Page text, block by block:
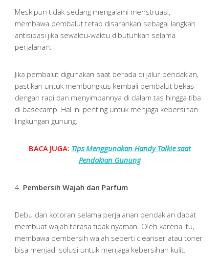
Meskipun tidak sedang mengalami menstruasi,
membawa pembalut tetap disarankan sebagai langkah
antisipasi jika sewaktu-waktu dibutuhkan selama
perjalanan.
Jika pembalut digunakan saat berada di jalur pendakian,
pastikan untuk membungkus kembali pembalut bekas
dengan rapi dan menyimpannya di dalam tas hingga tiba
di basecamp. Hal ini penting untuk menjaga kebersihan
lingkungan gunung.
BACA JUGA: Tips Menggunakan Handy Talkie saat
Pendakian Gunung
4. Pembersih Wajah dan Parfum
Debu dan kotoran selama perjalanan pendakian dapat
membuat wajah terasa tidak nyaman. Oleh karena itu,
membawa pembersih wajah seperti cleanser atau toner
bisa menjadi solusi untuk menjaga kebersihan kulit.